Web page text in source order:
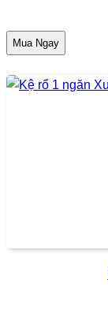
Mua Ngay